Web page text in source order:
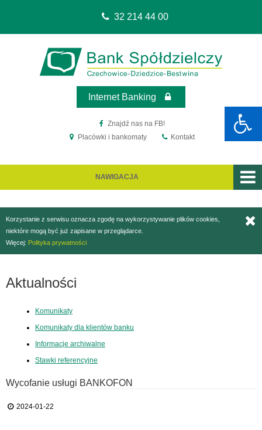
32 214 44 00
Internet Banking
Znajdź nas na FB!
Placówki i bankomaty
Kontakt
NAWIGACJA
Korzystanie z serwisu oznacza zgodę na wykorzystywanie plików cookies,
niektóre mogą być już zapisane w przeglądarce.
Więcej: Polityka prywatności
Aktualności
Komunikaty
Komunikaty dla klientów banku
Informacje archiwalne
Stawki referencyjne
Wycofanie usługi BANKOFON
2024-01-22